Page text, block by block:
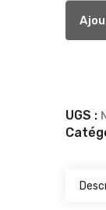
UGS :